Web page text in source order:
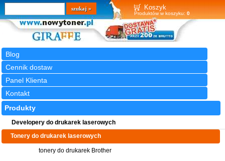
Koszyk
Produktów w koszyku: 0
Blog
Cennik dostaw
Panel Klienta
Kontakt
Wyszukiwarka
szukaj
Produkty
Developery do drukarek laserowych
Tonery do drukarek laserowych
tonery do drukarek Brother